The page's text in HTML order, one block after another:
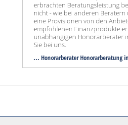
erbrachten Beratungsleistung
nicht - wie bei anderen
eine Provisionen von den
empfohlenen Finanzprodukte
unabhängigen Honorarberater
Sie bei uns.
... Honorarberater Honorarberatung